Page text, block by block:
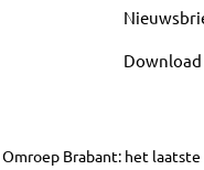
Download
Omroep Brabant: het